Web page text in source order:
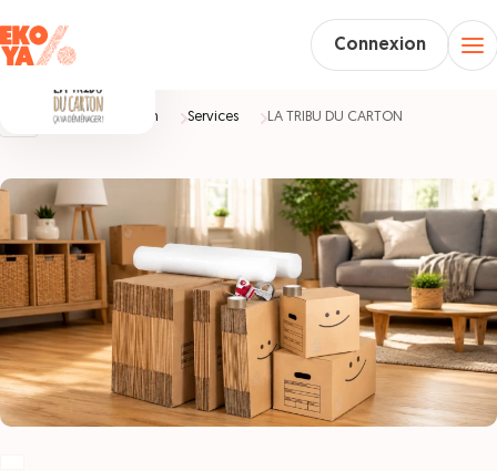
Connexion
Accueil Maison Services LA TRIBU DU CARTON